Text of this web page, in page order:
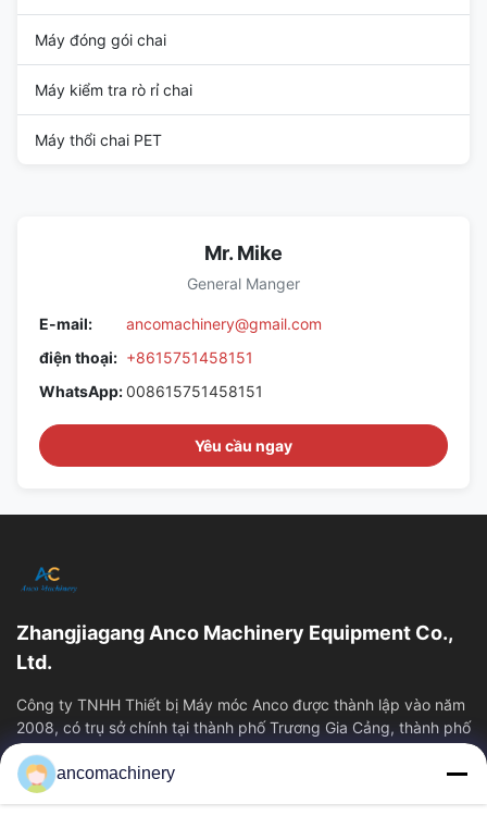
Máy đóng gói chai
Máy kiểm tra rò rỉ chai
Máy thổi chai PET
Mr. Mike
General Manger
E-mail:
ancomachinery@gmail.com
điện thoại: +8615751458151
WhatsApp:008615751458151
Yêu cầu ngay
Zhangjiagang Anco Machinery Equipment Co.,
Ltd.
Công ty TNHH Thiết bị Máy móc Anco được thành lập vào năm
2008, có trụ sở chính tại thành phố Trương Gia Cảng, thành phố
Tô Châu, tỉnh Giang Tô....
Liên Kết Nhanh
ancomachinery